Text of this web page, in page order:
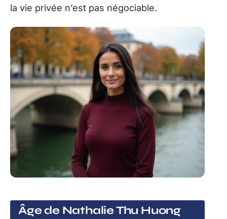
la vie privée n’est pas négociable.
Âge de Nathalie Thu Huong